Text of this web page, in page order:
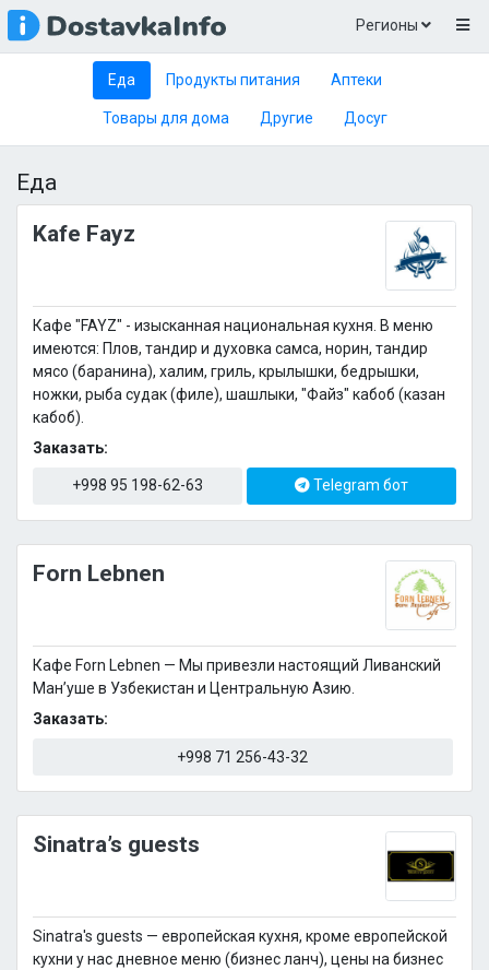
Регионы
Еда Продукты питания Аптеки
Товары для дома Другие Досуг
Еда
Kafe Fayz
Кафе "FAYZ" - изысканная национальная кухня. В меню
имеются: Плов, тандир и духовка самса, норин, тандир
мясо (баранина), халим, гриль, крылышки, бедрышки,
ножки, рыба судак (филе), шашлыки, "Файз" кабоб (казан
кабоб).
Заказать:
+998 95 198-62-63 Telegram бот
Forn Lebnen
Кафе Forn Lebnen — Мы привезли настоящий Ливанский
Ман’уше в Узбекистан и Центральную Азию.
Заказать:
+998 71 256-43-32
Sinatra’s guests
Sinatra's guests — европейская кухня, кроме европейской
кухни у нас дневное меню (бизнес ланч), цены на бизнес